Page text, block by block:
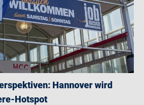
Hannover wird
Hotspot